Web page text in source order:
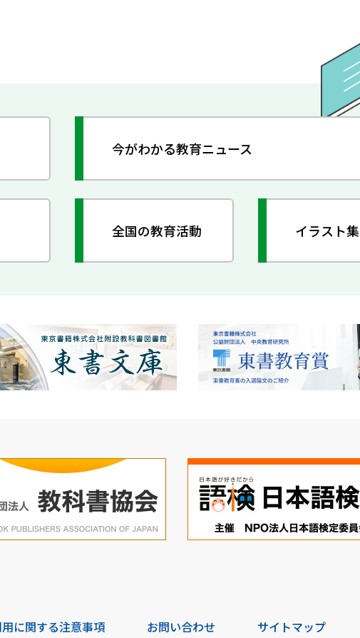
今がわかる教育ニュース
全国の教育活動 イラスト集
用に関する注意事項 お問い合わせ サイトマップ